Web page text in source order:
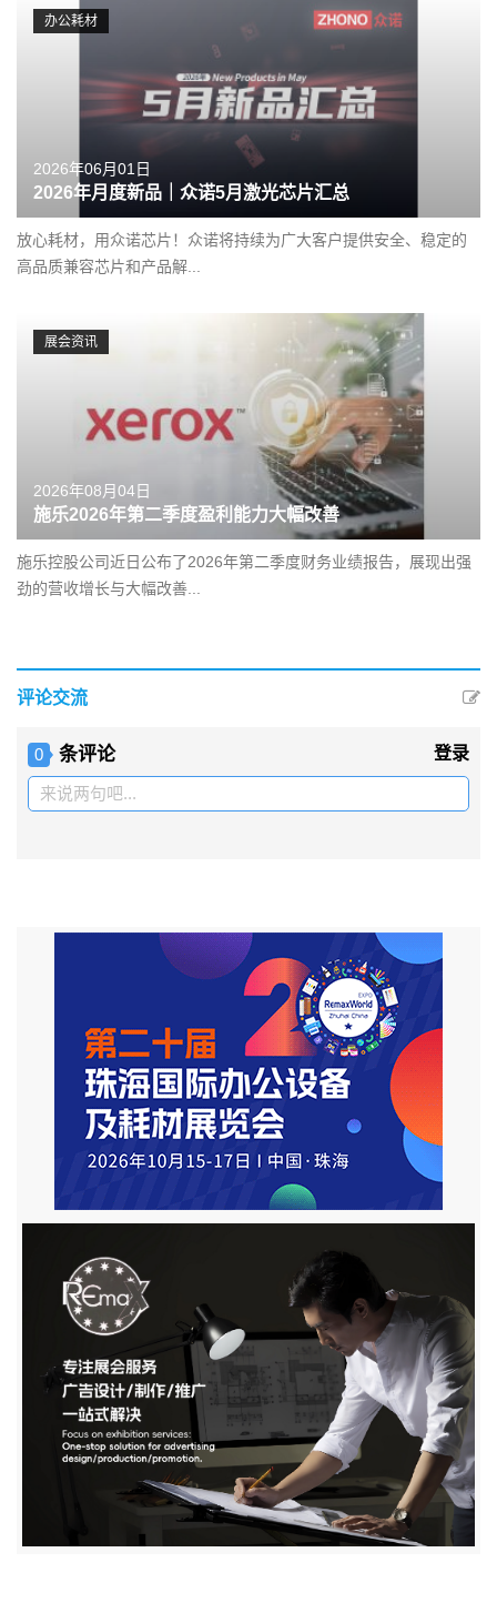
办公耗材
2026年06月01日
2026年月度新品｜众诺5月激光芯片汇总
放心耗材，用众诺芯片！众诺将持续为广大客户提供安全、稳定的
高品质兼容芯片和产品解...
展会资讯
2026年08月04日
施乐2026年第二季度盈利能力大幅改善
施乐控股公司近日公布了2026年第二季度财务业绩报告，展现出强
劲的营收增长与大幅改善...
评论交流
0 条评论 登录
来说两句吧...